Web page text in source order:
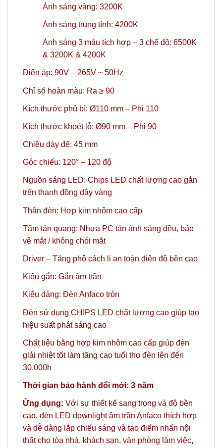
Ánh sáng vàng: 3200K
Ánh sáng trung tính: 4200K
Ánh sáng 3 màu tích hợp – 3 chế độ: 6500K
& 3200K & 4200K
Điện áp: 90V – 265V ~ 50Hz
Chỉ số hoàn màu: Ra ≥ 90
Kích thước phủ bì: Ø110 mm – Phi 110
Kích thước khoét lỗ: Ø90 mm – Phi 90
Chiều dày đế: 45 mm
Góc chiếu: 120° – 120 độ
Nguồn sáng LED: Chips LED chất lượng cao gắn
trên thanh đồng dây vàng
Thân đèn: Hợp kim nhôm cao cấp
Tấm tản quang: Nhựa PC tản ánh sáng đều, bảo
vệ mắt / không chói mắt
Driver – Tăng phô cách li an toàn điện độ bền cao
Kiểu gắn: Gắn âm trần
Kiểu dáng: Đèn Anfaco tròn
Đèn sử dụng CHIPS LED chất lượng cao giúp tạo
hiệu suất phát sáng cao
Chất liệu bằng hợp kim nhôm cao cấp giúp đèn
giải nhiệt tốt làm tăng cao tuổi thọ đèn lên đến
30.000h
Thời gian bảo hành đổi mới: 3 năm
Ứng dụng: Với sự thiết kế sang trọng và độ bền
cao, đèn LED downlight âm trần Anfaco thích hợp
và dễ dàng lắp chiếu sáng và tạo điểm nhấn nội
thất cho tòa nhà, khách sạn, văn phòng làm việc,